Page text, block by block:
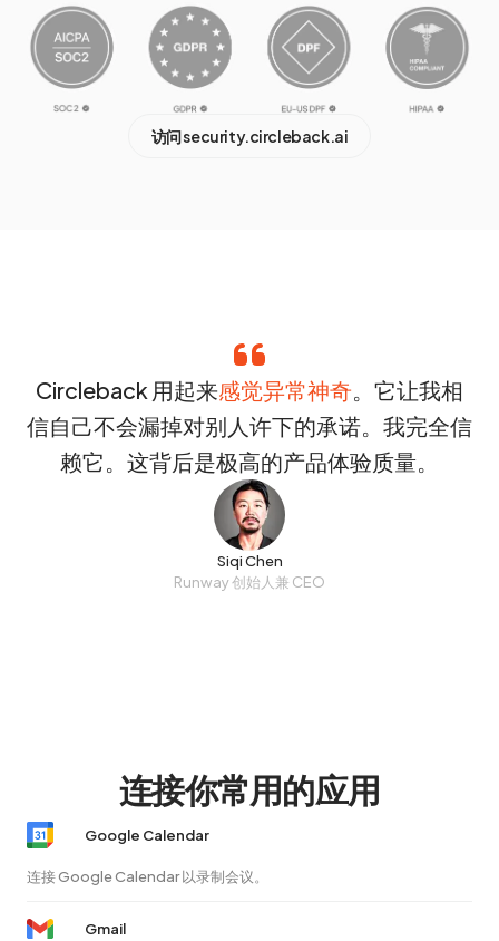
访问 security.circleback.ai
Circleback 用起来感觉异常神奇。它让我相
信自己不会漏掉对别人许下的承诺。我完全信
赖它。这背后是极高的产品体验质量。
Siqi Chen
Runway 创始人兼 CEO
连接你常用的应用
Google Calendar
连接 Google Calendar 以录制会议。
Gmail